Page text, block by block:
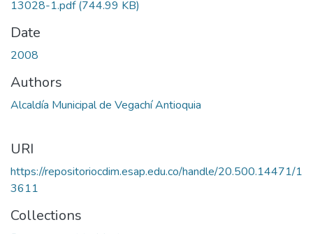
13028-1.pdf(744.99 KB)
Date
2008
Authors
Alcaldía Municipal de Vegachí Antioquia
URI
https://repositoriocdim.esap.edu.co/handle/20.500.14471/1
3611
Collections